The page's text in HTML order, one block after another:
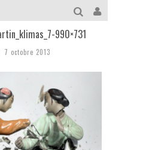
990×731
7 octobre 2013